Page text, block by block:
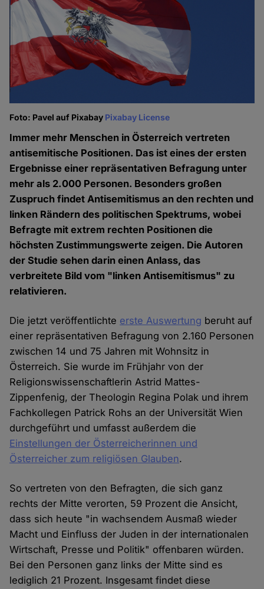
Foto: Pavel auf Pixabay Pixabay License
Immer mehr Menschen in Österreich vertreten
antisemitische Positionen. Das ist eines der ersten
Ergebnisse einer repräsentativen Befragung unter
mehr als 2.000 Personen. Besonders großen
Zuspruch findet Antisemitismus an den rechten und
linken Rändern des politischen Spektrums, wobei
Befragte mit extrem rechten Positionen die
höchsten Zustimmungswerte zeigen. Die Autoren
der Studie sehen darin einen Anlass, das
verbreitete Bild vom "linken Antisemitismus" zu
relativieren.
Die jetzt veröffentlichte erste Auswertung beruht auf
einer repräsentativen Befragung von 2.160 Personen
zwischen 14 und 75 Jahren mit Wohnsitz in
Österreich. Sie wurde im Frühjahr von der
Religionswissenschaftlerin Astrid Mattes-
Zippenfenig, der Theologin Regina Polak und ihrem
Fachkollegen Patrick Rohs an der Universität Wien
durchgeführt und umfasst außerdem die
Einstellungen der Österreicherinnen und
Österreicher zum religiösen Glauben.
So vertreten von den Befragten, die sich ganz
rechts der Mitte verorten, 59 Prozent die Ansicht,
dass sich heute "in wachsendem Ausmaß wieder
Macht und Einfluss der Juden in der internationalen
Wirtschaft, Presse und Politik" offenbaren würden.
Bei den Personen ganz links der Mitte sind es
lediglich 21 Prozent. Insgesamt findet diese